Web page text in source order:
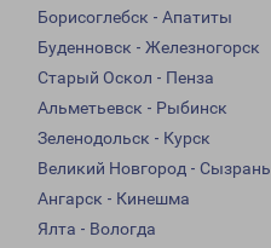
Борисоглебск - Апатиты
Буденновск - Железногорск
Старый Оскол - Пенза
Альметьевск - Рыбинск
Зеленодольск - Курск
Великий Новгород - Сызрань
Ангарск - Кинешма
Ялта - Вологда